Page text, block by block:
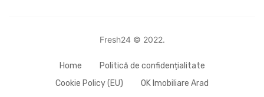
Fresh24 © 2022.
Home
Politică de confidențialitate
Cookie Policy (EU)
OK Imobiliare Arad